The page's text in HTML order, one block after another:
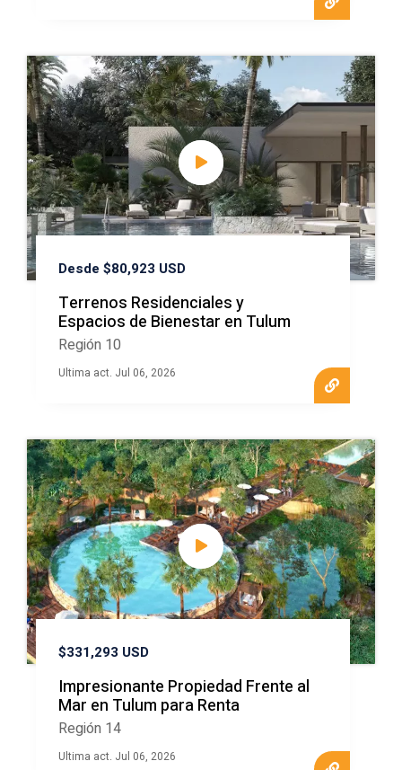
Desde $80,923 USD
Terrenos Residenciales y
Espacios de Bienestar en Tulum
Región 10
Ultima act. Jul 06, 2026
$331,293 USD
Impresionante Propiedad Frente al
Mar en Tulum para Renta
Región 14
Ultima act. Jul 06, 2026